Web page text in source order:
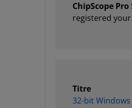
ChipScope
registered your
Titre
32-bit Windows